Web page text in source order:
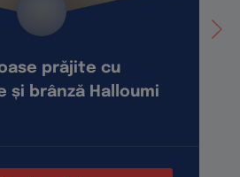
prăjite cu
și brânză Halloumi